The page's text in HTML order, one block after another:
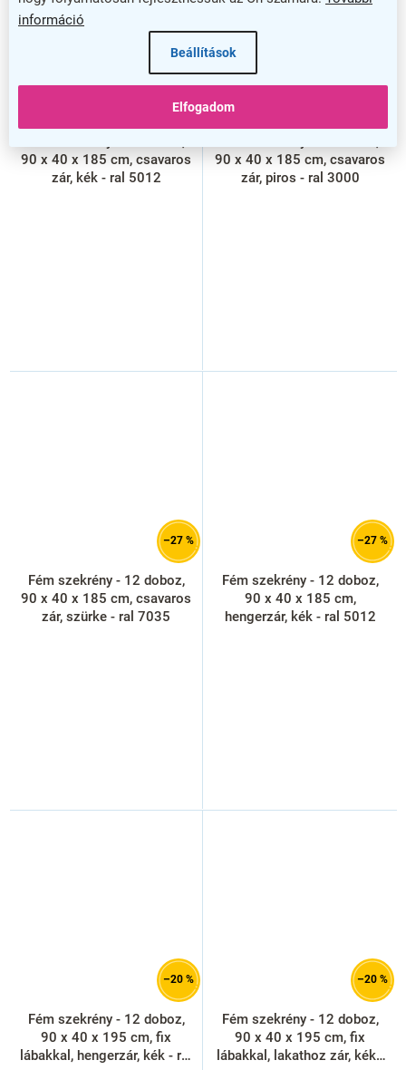
információ
Beállítások
Elfogadom
–27 %
90 x 40 x 185 cm, csavaros
zár, kék - ral 5012
90 x 40 x 185 cm, csavaros
zár, piros - ral 3000
–27 %
Fém szekrény - 12 doboz,
90 x 40 x 185 cm, csavaros
zár, szürke - ral 7035
–27 %
Fém szekrény - 12 doboz,
90 x 40 x 185 cm,
hengerzár, kék - ral 5012
–20 %
Fém szekrény - 12 doboz,
90 x 40 x 195 cm, fix
lábakkal, hengerzár, kék - ral
–20 %
Fém szekrény - 12 doboz,
90 x 40 x 195 cm, fix
lábakkal, lakathoz zár, kék -